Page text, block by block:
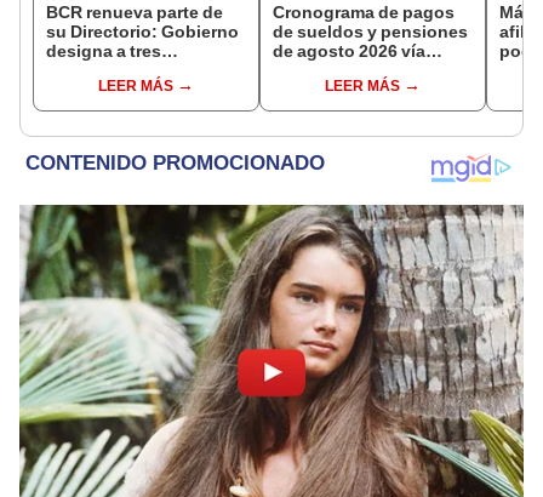
BCR renueva parte de
su Directorio: Gobierno
designa a tres
EjecutivoLEER MÁS
Cronograma de pagos
de sueldos y pensiones
de agosto 2026 vía
conoce las fechas de
depósito
LEER MÁS
Más